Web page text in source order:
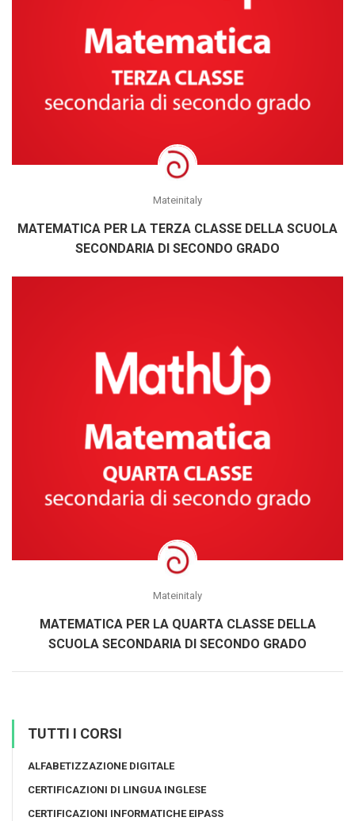
Mateinitaly
MATEMATICA PER LA TERZA CLASSE DELLA SCUOLA
SECONDARIA DI SECONDO GRADO
Mateinitaly
MATEMATICA PER LA QUARTA CLASSE DELLA
SCUOLA SECONDARIA DI SECONDO GRADO
TUTTI I CORSI
ALFABETIZZAZIONE DIGITALE
CERTIFICAZIONI DI LINGUA INGLESE
CERTIFICAZIONI INFORMATICHE EIPASS